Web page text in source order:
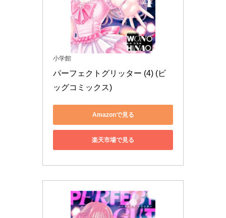
小学館
パーフェクトグリッター (4) (ビ
ッグコミックス)
Amazonで見る
楽天市場で見る